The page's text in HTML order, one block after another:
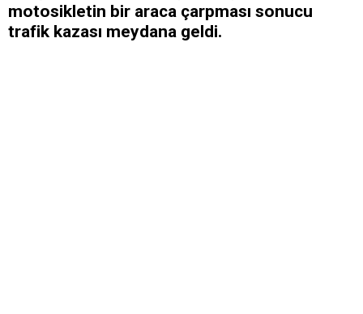
motosikletin bir araca çarpması sonucu
trafik kazası meydana geldi.